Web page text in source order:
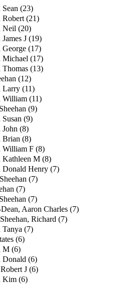
Sean (23)
Robert (21)
Neil (20)
James J (19)
George (17)
Michael (17)
Thomas (13)
(12)
Larry (11)
William (11)
(9)
Susan (9)
John (8)
Brian (8)
William F (8)
Kathleen M (8)
Donald Henry (7)
(7)
(7)
(7)
Dean, Aaron Charles (7)
Richard (7)
Tanya (7)
(6)
M (6)
Donald (6)
J (6)
Kim (6)